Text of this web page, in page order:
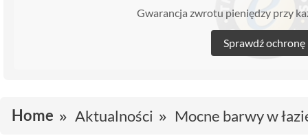
Gwarancja zwrotu pieniędzy przy
Sprawdź ochronę
Home Aktualności Mocne barwy w